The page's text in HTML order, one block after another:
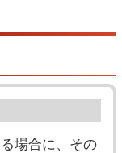
場合に、その